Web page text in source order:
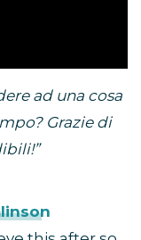
ad una cosa
Grazie di